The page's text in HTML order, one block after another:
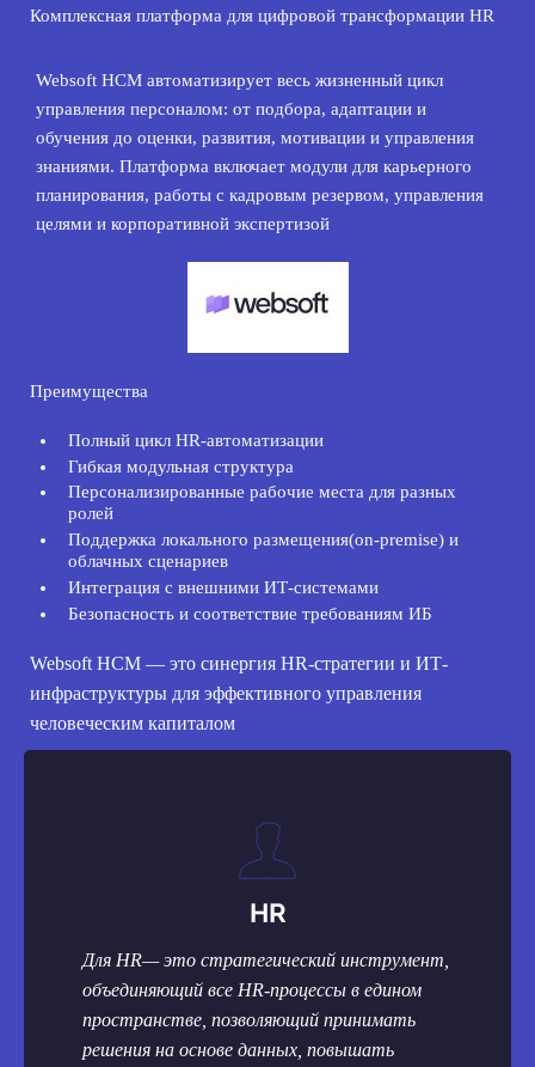
Комплексная платформа для цифровой трансформации HR
Websoft HCM автоматизирует весь жизненный цикл
управления персоналом: от подбора, адаптации и
обучения до оценки, развития, мотивации и управления
знаниями. Платформа включает модули для карьерного
планирования, работы с кадровым резервом, управления
целями и корпоративной экспертизой
Преимущества
Полный цикл HR-автоматизации
Гибкая модульная структура
Персонализированные рабочие места для разных
ролей
Поддержка локального размещения(on-premise) и
облачных сценариев
Интеграция с внешними ИТ-системами
Безопасность и соответствие требованиям ИБ
Websoft HCM — это синергия HR-стратегии и ИТ-
инфраструктуры для эффективного управления
человеческим капиталом
HR
Для HR— это стратегический инструмент,
объединяющий все HR-процессы в едином
пространстве, позволяющий принимать
решения на основе данных, повышать